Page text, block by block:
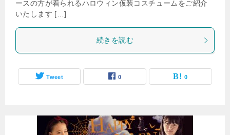
ースの方が着られるハロウィン仮装コスチュームをご紹介
いたします […]
続きを読む
Tweet 0 0